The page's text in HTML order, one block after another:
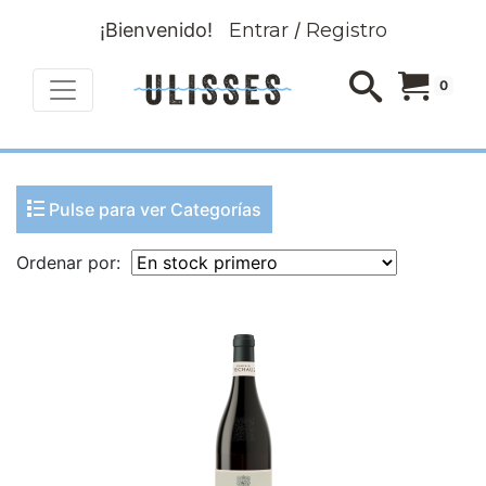
¡Bienvenido! Entrar/ Registro
0
Pulse para ver Categorías
Ordenar por: